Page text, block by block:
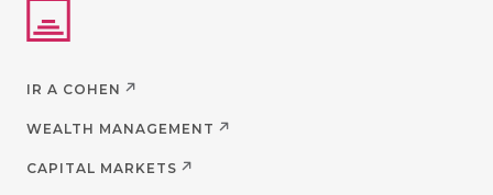
IR A COHEN
WEALTH MANAGEMENT
CAPITAL MARKETS